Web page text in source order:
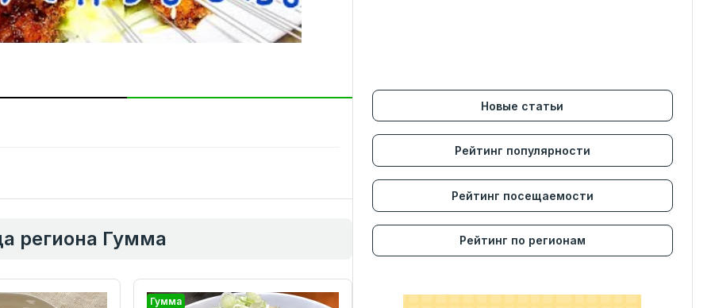
региона Гумма
Гумма
Новые статьи
Рейтинг популярности
Рейтинг посещаемости
Рейтинг по регионам